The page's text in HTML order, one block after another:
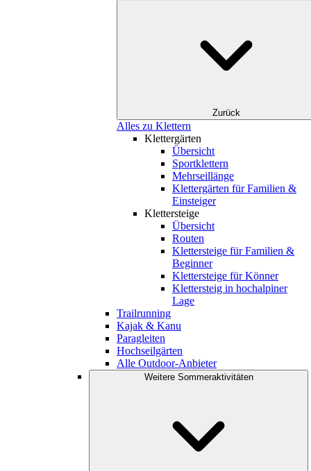
Zurück
Alles zu Klettern
Klettergärten
Übersicht
Sportklettern
Mehrseillänge
Klettergärten für Familien &
Einsteiger
Klettersteige
Übersicht
Routen
Klettersteige für Familien &
Beginner
Klettersteige für Könner
Klettersteig in hochalpiner
Lage
Trailrunning
Kajak & Kanu
Paragleiten
Hochseilgärten
Alle Outdoor-Anbieter
Weitere Sommeraktivitäten